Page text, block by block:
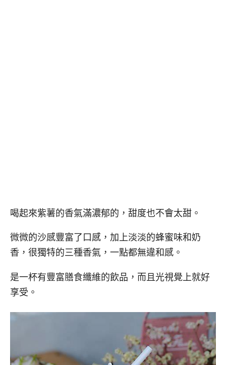
喝起來紫薯的香氣滿濃郁的，甜度也不會太甜。
微微的沙感豐富了口感，加上淡淡的蜂蜜味和奶
香，很獨特的三種香氣，一點都無違和感。
是一杯有豐富膳食纖維的飲品，而且光視覺上就好
享受。